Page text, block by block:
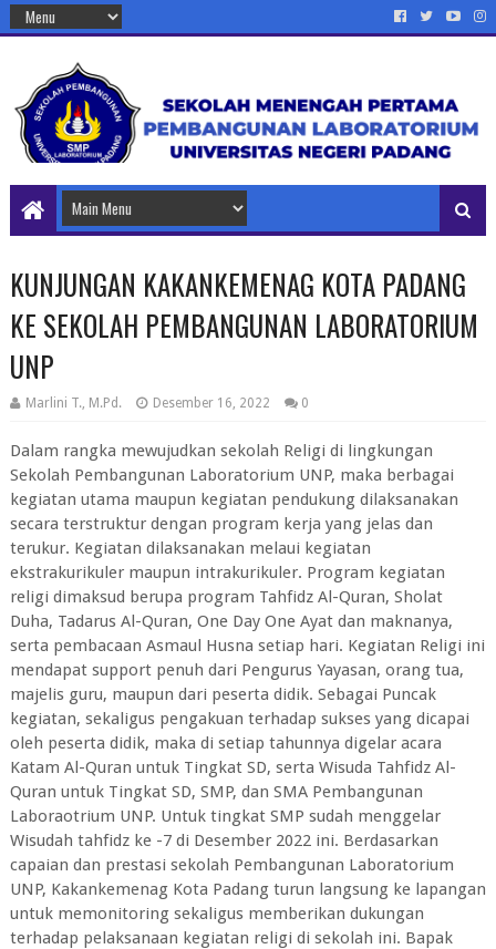
KUNJUNGAN KAKANKEMENAG KOTA PADANG
KE SEKOLAH PEMBANGUNAN LABORATORIUM
UNP
Marlini T., M.Pd. Desember 16, 2022 0
Dalam rangka mewujudkan sekolah Religi di lingkungan
Sekolah Pembangunan Laboratorium UNP, maka berbagai
kegiatan utama maupun kegiatan pendukung dilaksanakan
secara terstruktur dengan program kerja yang jelas dan
terukur. Kegiatan dilaksanakan melaui kegiatan
ekstrakurikuler maupun intrakurikuler. Program kegiatan
religi dimaksud berupa program Tahfidz Al-Quran, Sholat
Duha, Tadarus Al-Quran, One Day One Ayat dan maknanya,
serta pembacaan Asmaul Husna setiap hari. Kegiatan Religi ini
mendapat support penuh dari Pengurus Yayasan, orang tua,
majelis guru, maupun dari peserta didik. Sebagai Puncak
kegiatan, sekaligus pengakuan terhadap sukses yang dicapai
oleh peserta didik, maka di setiap tahunnya digelar acara
Katam Al-Quran untuk Tingkat SD, serta Wisuda Tahfidz Al-
Quran untuk Tingkat SD, SMP, dan SMA Pembangunan
Laboraotrium UNP. Untuk tingkat SMP sudah menggelar
Wisudah tahfidz ke -7 di Desember 2022 ini. Berdasarkan
capaian dan prestasi sekolah Pembangunan Laboratorium
UNP, Kakankemenag Kota Padang turun langsung ke lapangan
untuk memonitoring sekaligus memberikan dukungan
terhadap pelaksanaan kegiatan religi di sekolah ini. Bapak